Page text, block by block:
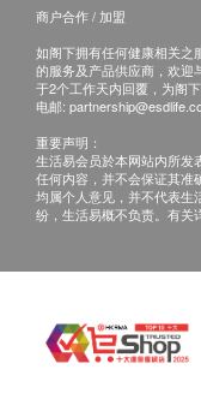
障及启动自愈五
持顶尖强健体魄。
实力x科技：
利用尖端肠溶植
溶解，直到肠道
成效更佳。结合
果倍增。
专利+临床实证+多
日本研发及生产
商户合作 / 加盟
如阁下拥有任何健康相关之
的服务及产品供应商，欢迎
于2个工作天内回覆，为阁
电邮:
重要声明：
生活易会员於本网站内所发
任何内容，并不会保证其准
均属个人意见，并不代表生
纷，生活易概不负责。有关